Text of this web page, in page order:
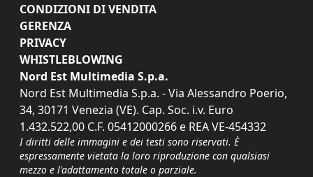
CONDIZIONI DI VENDITA
GERENZA
PRIVACY
WHISTLEBLOWING
Nord Est Multimedia S.p.a.
Nord Est Multimedia S.p.a. - Via Alessandro Poerio,
34, 30171 Venezia (VE). Cap. Soc. i.v. Euro
1.432.522,00 C.F. 05412000266 e REA VE-454332
I diritti delle immagini e dei testi sono riservati. È
espressamente vietata la loro riproduzione con qualsiasi
mezzo e l'adattamento totale o parziale.